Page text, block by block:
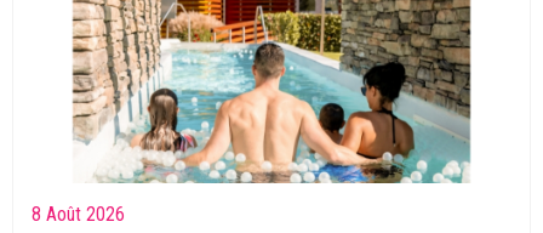
8 Août 2026